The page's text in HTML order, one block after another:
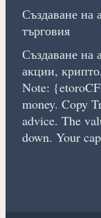
Създаване на
търговия
Създаване на
акции,
Note:
money. Copy
advice. The
down. Your